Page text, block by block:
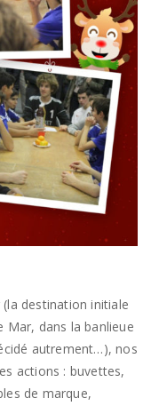
destination initiale
dans la banlieue
autrement…), nos
actions : buvettes,
de marque,